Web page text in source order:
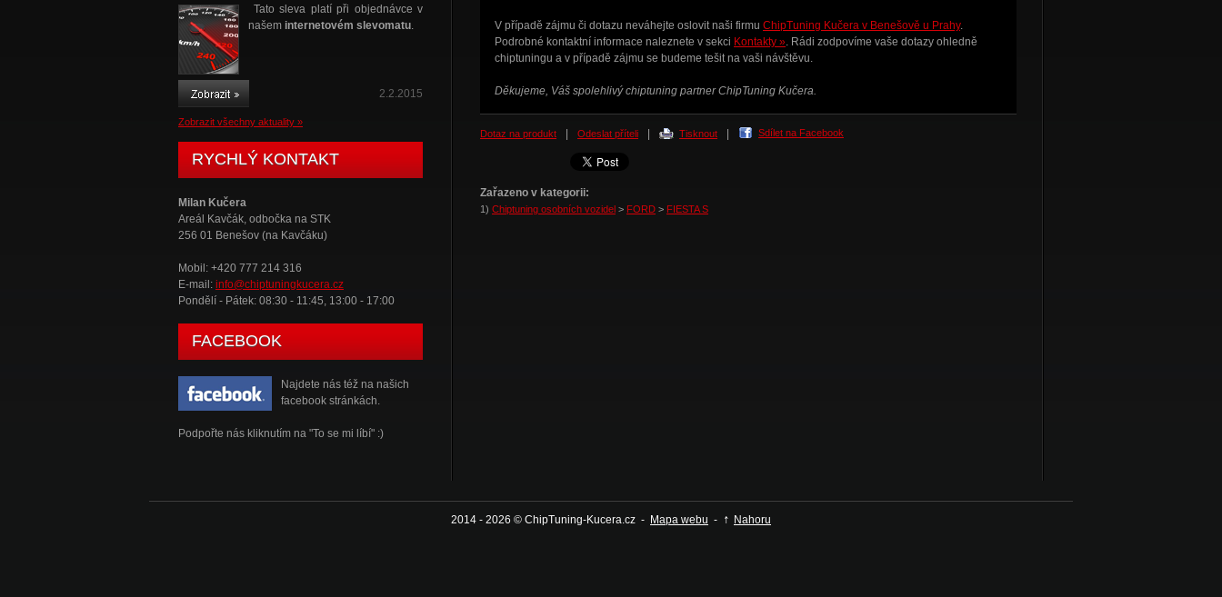
Tato sleva platí při objednávce v
našem internetovém slevomatu.
2.2.2015
Zobrazit všechny aktuality »
RYCHLÝ KONTAKT
Milan Kučera
Areál Kavčák, odbočka na STK
256 01 Benešov (na Kavčáku)
Mobil: +420 777 214 316
E-mail: info@chiptuningkucera.cz
Pondělí - Pátek: 08:30 - 11:45, 13:00 - 17:00
FACEBOOK
Najdete nás též na našich
facebook stránkách.
Podpořte nás kliknutím na "To se mi líbí" :)
V případě zájmu či dotazu neváhejte oslovit naši firmu ChipTuning Kučera v Benešově u Prahy.
Podrobné kontaktní informace naleznete v sekci Kontakty ». Rádi zodpovíme vaše dotazy ohledně
chiptuningu a v případě zájmu se budeme tešit na vaši návštěvu.
Děkujeme, Váš spolehlivý chiptuning partner ChipTuning Kučera.
Dotaz na produkt Odeslat příteli Tisknout Sdílet na Facebook
Zařazeno v kategorii:
1) Chiptuning osobních vozidel > FORD > FIESTA S
2014 - 2026 © ChipTuning-Kucera.cz - Mapa webu - ↑ Nahoru